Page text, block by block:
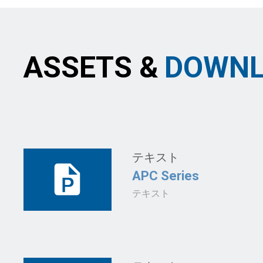
ASSETS &
テキスト
APC Series
テキスト